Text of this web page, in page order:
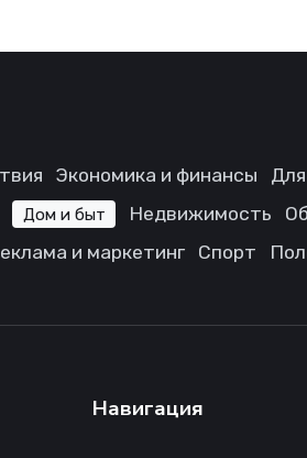
Экономика и финансы
Дом и быт Недвижимость
и маркетинг Спорт
Навигация